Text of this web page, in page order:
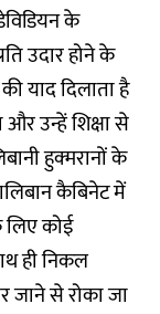
के
उदार होने के
याद दिलाता है
उन्हें शिक्षा से
हुक्मरानों के
कैबिनेट में
लिए कोई
ही निकल
से रोका जा